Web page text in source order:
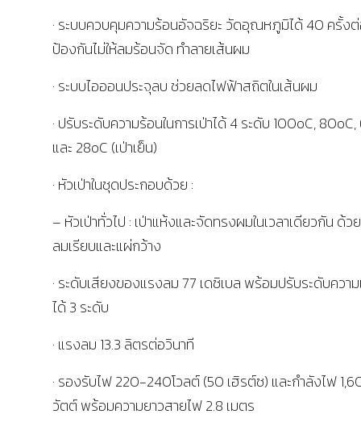
· ระบบควบคุมความร้อนอัจฉริยะ วัดอุณหภูมิได้ 40 ครั้ง
ป้องกันไม่ให้ลมร้อนจัด ทำลายเส้นผม
· ระบบไอออนประจุลบ ช่วยลดไฟฟ้าสถิตในเส้นผม
· ปรับระดับความร้อนในการเป่าได้ 4 ระดับ 100oC,
และ 28oC (เป่าเย็น)
· หัวเป่าในชุดประกอบด้วย :
– หัวเป่าทั่วไป : เป่าแห้งและจัดทรงผมในเวลาเดียวกัน ด้ว
ลมเรียบและแผ่กว้าง
· ระดับเสียงของแรงลม 77 เดซิเบล พร้อมปรับระดับควา
ได้ 3 ระดับ
· แรงลม 13.3 ลิตรต่อวินาที
· รองรับไฟ 220-240โวลต์ (50 เฮิรต์ซ) และกำลังไฟ
วัตต์ พร้อมความยาวสายไฟ 2.8 เมตร